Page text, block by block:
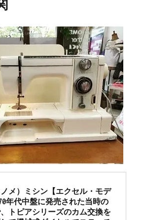
ノメ）ミシン【エクセル・モデ
年代中盤に発売された当時の
トピアシリーズのカム交換を